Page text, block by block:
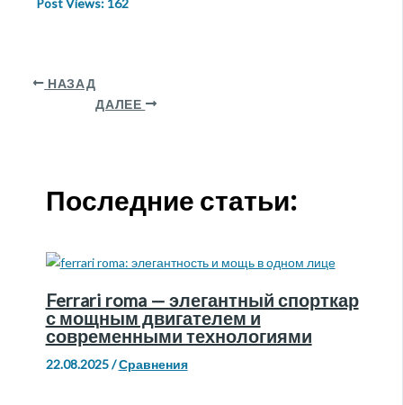
Post Views: 162
НАЗАД
ДАЛЕЕ
Последние статьи:
Ferrari roma — элегантный спорткар
с мощным двигателем и
современными технологиями
22.08.2025/Сравнения